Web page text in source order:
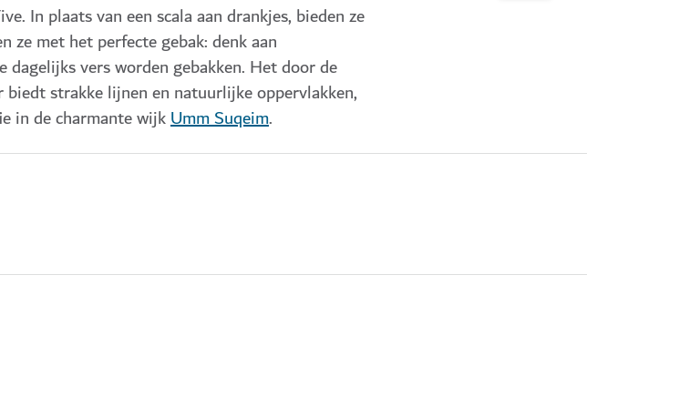
In plaats van een scala aan drankjes, bieden ze
ze met het perfecte gebak: denk aan
vers worden gebakken. Het door de
strakke lijnen en natuurlijke oppervlakken,
in de charmante wijkUmm Suqeim.